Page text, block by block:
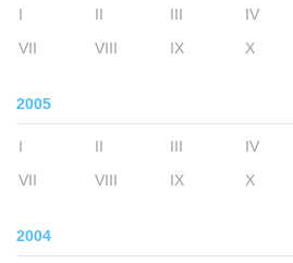
I II III IV
VII
VIII IX X
2005
I II III IV
VII
VIII IX X
2004